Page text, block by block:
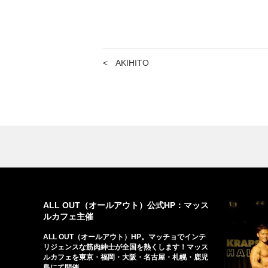
< AKIHITO
ALL OUT（オールアウト）公式HP：マッス
ルカフェ主催
ALL OUT（オールアウト）HP。マッチョでインテ
リジェンスな筋肉紳士が全国を熱くします！マッス
ルカフェを東京・福岡・大阪・名古屋・札幌・鹿児